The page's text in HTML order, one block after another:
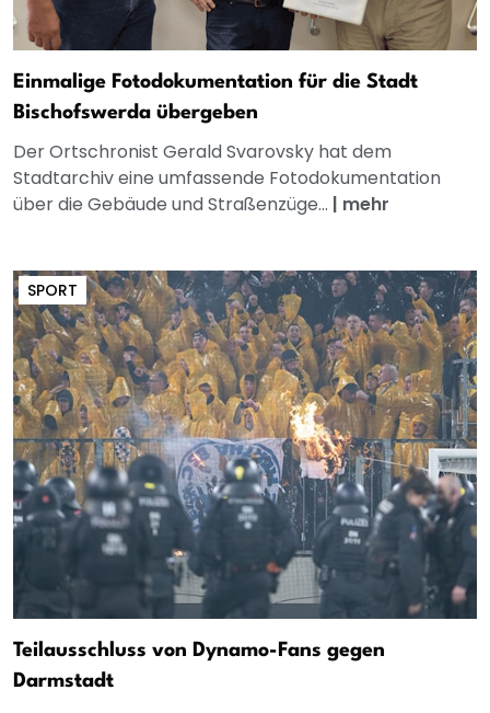
Einmalige Fotodokumentation für die Stadt
Bischofswerda übergeben
Der Ortschronist Gerald Svarovsky hat dem
Stadtarchiv eine umfassende Fotodokumentation
über die Gebäude und Straßenzüge... | mehr
SPORT
Teilausschluss von Dynamo-Fans gegen
Darmstadt